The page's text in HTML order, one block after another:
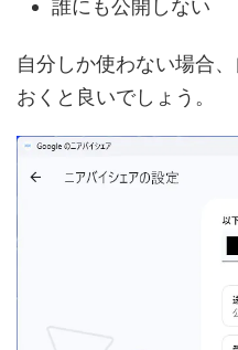
誰にも公開しない
自分しか使わない場合
おくと良いでしょう。